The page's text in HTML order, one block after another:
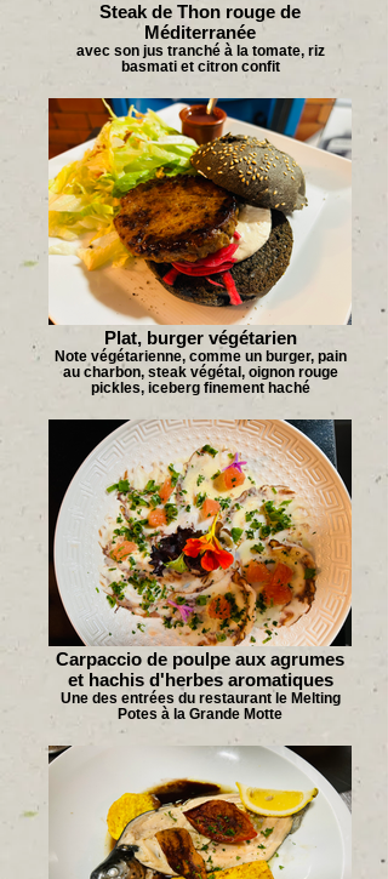
Steak de Thon rouge de
Méditerranée
avec son jus tranché à la tomate, riz
basmati et citron confit
Plat, burger végétarien
Note végétarienne, comme un burger, pain
au charbon, steak végétal, oignon rouge
pickles, iceberg finement haché
Carpaccio de poulpe aux agrumes
et hachis d'herbes aromatiques
Une des entrées du restaurant le Melting
Potes à la Grande Motte